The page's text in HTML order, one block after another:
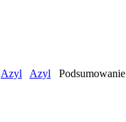
Azyl Azyl Podsumowanie